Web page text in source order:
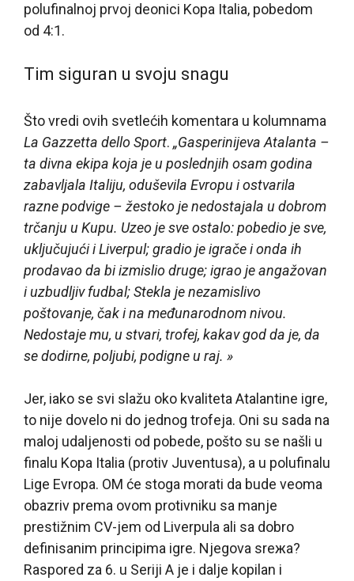
polufinalnoj prvoj deonici Kopa Italia, pobedom
od 4:1.
Tim siguran u svoju snagu
Što vredi ovih svetlećih komentara u kolumnama
La Gazzetta dello Sport. „Gasperinijeva Atalanta –
ta divna ekipa koja je u poslednjih osam godina
zabavljala Italiju, oduševila Evropu i ostvarila
razne podvige – žestoko je nedostajala u dobrom
trčanju u Kupu. Uzeo je sve ostalo: pobedio je sve,
uključujući i Liverpul; gradio je igrače i onda ih
prodavao da bi izmislio druge; igrao je angažovan
i uzbudljiv fudbal; Stekla je nezamislivo
poštovanje, čak i na međunarodnom nivou.
Nedostaje mu, u stvari, trofej, kakav god da je, da
se dodirne, poljubi, podigne u raj. »
Jer, iako se svi slažu oko kvaliteta Atalantine igre,
to nije dovelo ni do jednog trofeja. Oni su sada na
maloj udaljenosti od pobede, pošto su se našli u
finalu Kopa Italia (protiv Juventusa), a u polufinalu
Lige Evropa. OM će stoga morati da bude veoma
obazriv prema ovom protivniku sa manje
prestižnim CV-jem od Liverpula ali sa dobro
definisanim principima igre. Njegova sreжa?
Raspored za 6. u Seriji A je i dalje kopilan i